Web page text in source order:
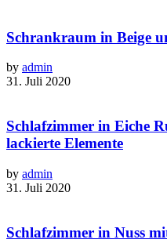
Schrankraum in Beige
by admin
31. Juli 2020
Schlafzimmer in Eiche
lackierte Elemente
by admin
31. Juli 2020
Schlafzimmer in Nuss